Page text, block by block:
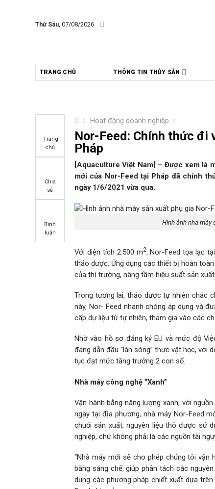
Thứ Sáu, 07/08/2026
TRANG CHỦ THÔNG TIN THỦY SẢN
/ Hoạt động doanh nghiệp /
Trang
chủ
Chia
sẻ
Bình
luận
Nor-Feed: Chính thức đi
Pháp
[Aquaculture Việt Nam] – Được xem là
mới của Nor-Feed tại Pháp đã chính
ngày 1/6/2021 vừa qua.
Hình ảnh nhà máy
Với diện tích 2.500 m2, Nor-Feed tọa lạc
thảo dược. Ứng dụng các thiết bị hoàn
của thị trường, nâng tầm hiệu suất sản
Trong tương lai, thảo dược tự nhiên chắc
này, Nor- Feed nhanh chóng áp dụng và
cấp dự liệu từ tự nhiên, tham gia vào các
Nhờ vào hồ sơ đăng ký EU và mức độ
đang dẫn đầu “làn sóng” thực vật học, với
tục đạt mức tăng trưởng 2 con số.
Nhà máy công nghệ “Xanh”
Vận hành bằng năng lượng xanh, với
ngay tại địa phương, nhà máy Nor-Feed
chuỗi sản xuất, nguyên liệu thô được sử
nghiệp, chứ không phải là các nguồn tài
“Nhà máy mới sẽ cho phép chúng tôi
bằng sáng chế, giúp phân tách các
dụng các phương pháp chiết xuất dựa